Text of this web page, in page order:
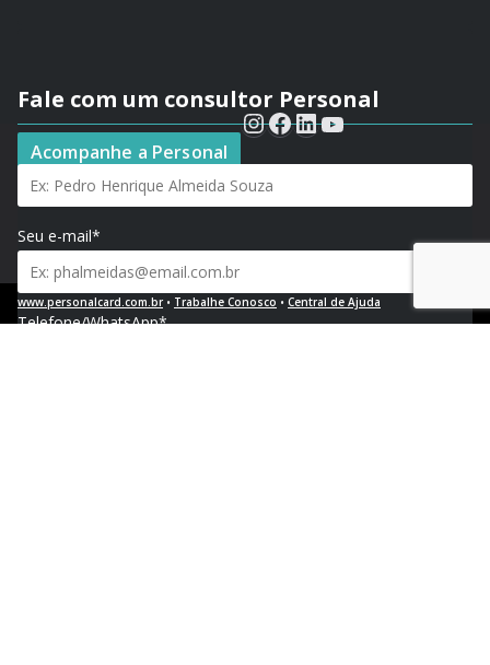
Fale com um consultor Personal
Seu nome*
Seu e-mail*
Telefone/WhatsApp*
Acompanhe a Personal
www.personalcard.com.br• Trabalhe Conosco • Central de Ajuda